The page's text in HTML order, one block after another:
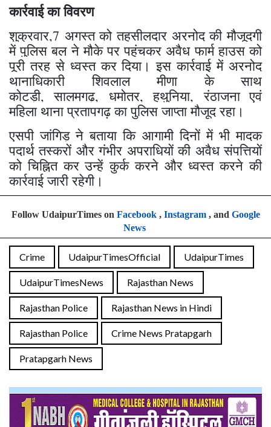
​कार्रवाई का विवरण
शुक्रवार,​7 अगस्त को तहसीलदार अरनोद की मौजूदगी
में पुलिस बल ने मौके पर पहुंचकर अवैध फार्म हाउस को
पूरी तरह से ध्वस्त कर दिया। इस कार्रवाई में अरनोद
थानाधिकारी शिवलाल मीणा के साथ
कोटड़ी, सालमगढ़, धमोतर, हथुनिया, रंठाजना एवं
महिला थाना प्रतापगढ़ का पुलिस जाप्ता मौजूद रहा।
एसपी जांगिड़ ने बताया कि आगामी दिनों में भी मादक
पदार्थ तस्करों और गंभीर अपराधियों की अवैध संपत्तियों
को चिह्नित कर उन्हें कुर्क करने और ध्वस्त करने की
कार्रवाई जारी रहेगी।
Follow UdaipurTimes on Facebook, Instagram, and Google
News
Crime UdaipurTimesOfficial UdaipurTimes
UdaipurTimesNews Rajasthan News
Rajasthan Police Rajasthan News in Hindi
Rajasthan Police Crime News Pratapgarh
Pratapgarh News